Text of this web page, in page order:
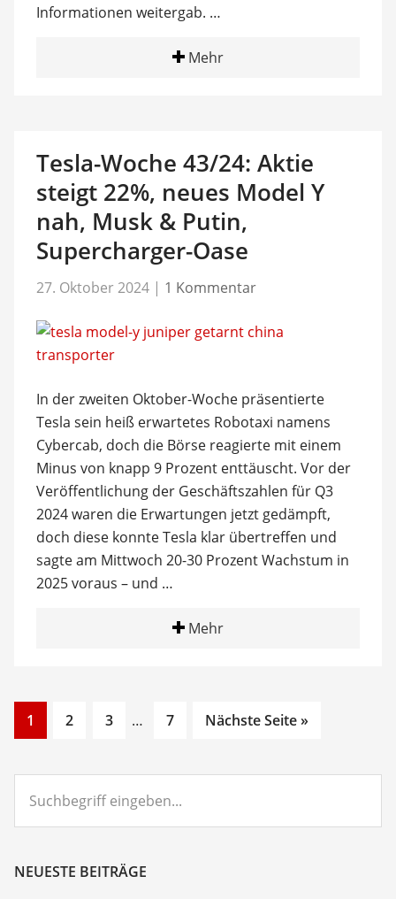
Informationen weitergab. …
Mehr
Tesla-Woche 43/24: Aktie
steigt 22%, neues Model Y
nah, Musk & Putin,
Supercharger-Oase
27. Oktober 2024 | 1 Kommentar
In der zweiten Oktober-Woche präsentierte
Tesla sein heiß erwartetes Robotaxi namens
Cybercab, doch die Börse reagierte mit einem
Minus von knapp 9 Prozent enttäuscht. Vor der
Veröffentlichung der Geschäftszahlen für Q3
2024 waren die Erwartungen jetzt gedämpft,
doch diese konnte Tesla klar übertreffen und
sagte am Mittwoch 20-30 Prozent Wachstum in
2025 voraus – und …
Mehr
Go
to
1
Go
2
Go
3
Interim
…
Go
7 Nächste Seite »
eingeben...
NEUESTE BEITRÄGE